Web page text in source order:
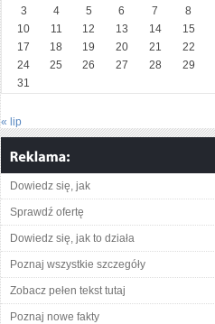
3
4 5 6 7 8
10
11 12 13 14 15
17
18 19 20 21 22
24
25 26 27 28 29
31
« lip
Dowiedz się, jak
Sprawdź ofertę
Dowiedz się, jak to działa
Poznaj wszystkie szczegóły
Zobacz pełen tekst tutaj
Poznaj nowe fakty